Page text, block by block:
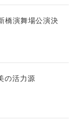
橋演舞場公演決
の活力源